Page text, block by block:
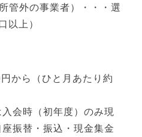
管外の事業者）・・・選
以上）
から（ひと月あたり約
会時（初年度）のみ現
振替・振込・現金集金